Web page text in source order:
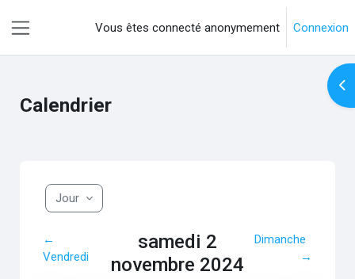
Vous êtes connecté anonymement Connexion
Calendrier
Jour
←
Vendredi
samedi 2
novembre 2024
Dimanche
→